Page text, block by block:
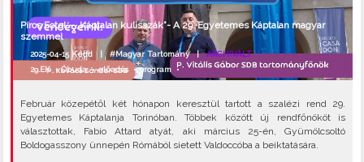
Piros Fotel – „Káptalan kulisszák”- A 29. Egyetemes Káptalan magyar
szemmel
2025-04-15 Kedd |#Magyar Tartomány|ARCHIVÁLT
29.EK•Óbuda•előadás•program •
Február közepétől két hónapon keresztül tartott a szalézi rend 29.
Egyetemes Káptalanja Torinóban. Többek között új rendfőnököt is
választottak, Fabio Attard atyát, aki március 25-én, Gyümölcsoltó
Boldogasszony ünnepén Rómából sietett Valdoccóba a beiktatására.